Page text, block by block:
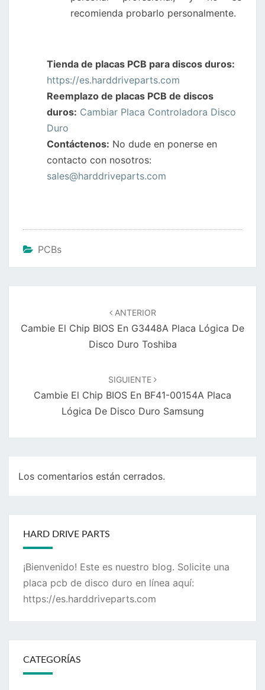
recomienda probarlo personalmente.
Tienda de placas PCB para discos duros:
https://es.harddriveparts.com
Reemplazo de placas PCB de discos
duros: Cambiar Placa Controladora Disco
Duro
Contáctenos: No dude en ponerse en
contacto con nosotros:
sales@harddriveparts.com
PCBs
entradas
ANTERIOR
Cambie El Chip BIOS En G3448A Placa Lógica De
Disco Duro Toshiba
SIGUIENTE
Cambie El Chip BIOS En BF41-00154A Placa
Lógica De Disco Duro Samsung
Los comentarios están cerrados.
HARD DRIVE PARTS
¡Bienvenido! Este es nuestro blog. Solicite una
placa pcb de disco duro en línea aquí:
https://es.harddriveparts.com
CATEGORÍAS